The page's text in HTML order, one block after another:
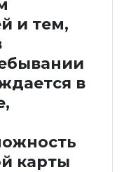
и тем,
в
карты